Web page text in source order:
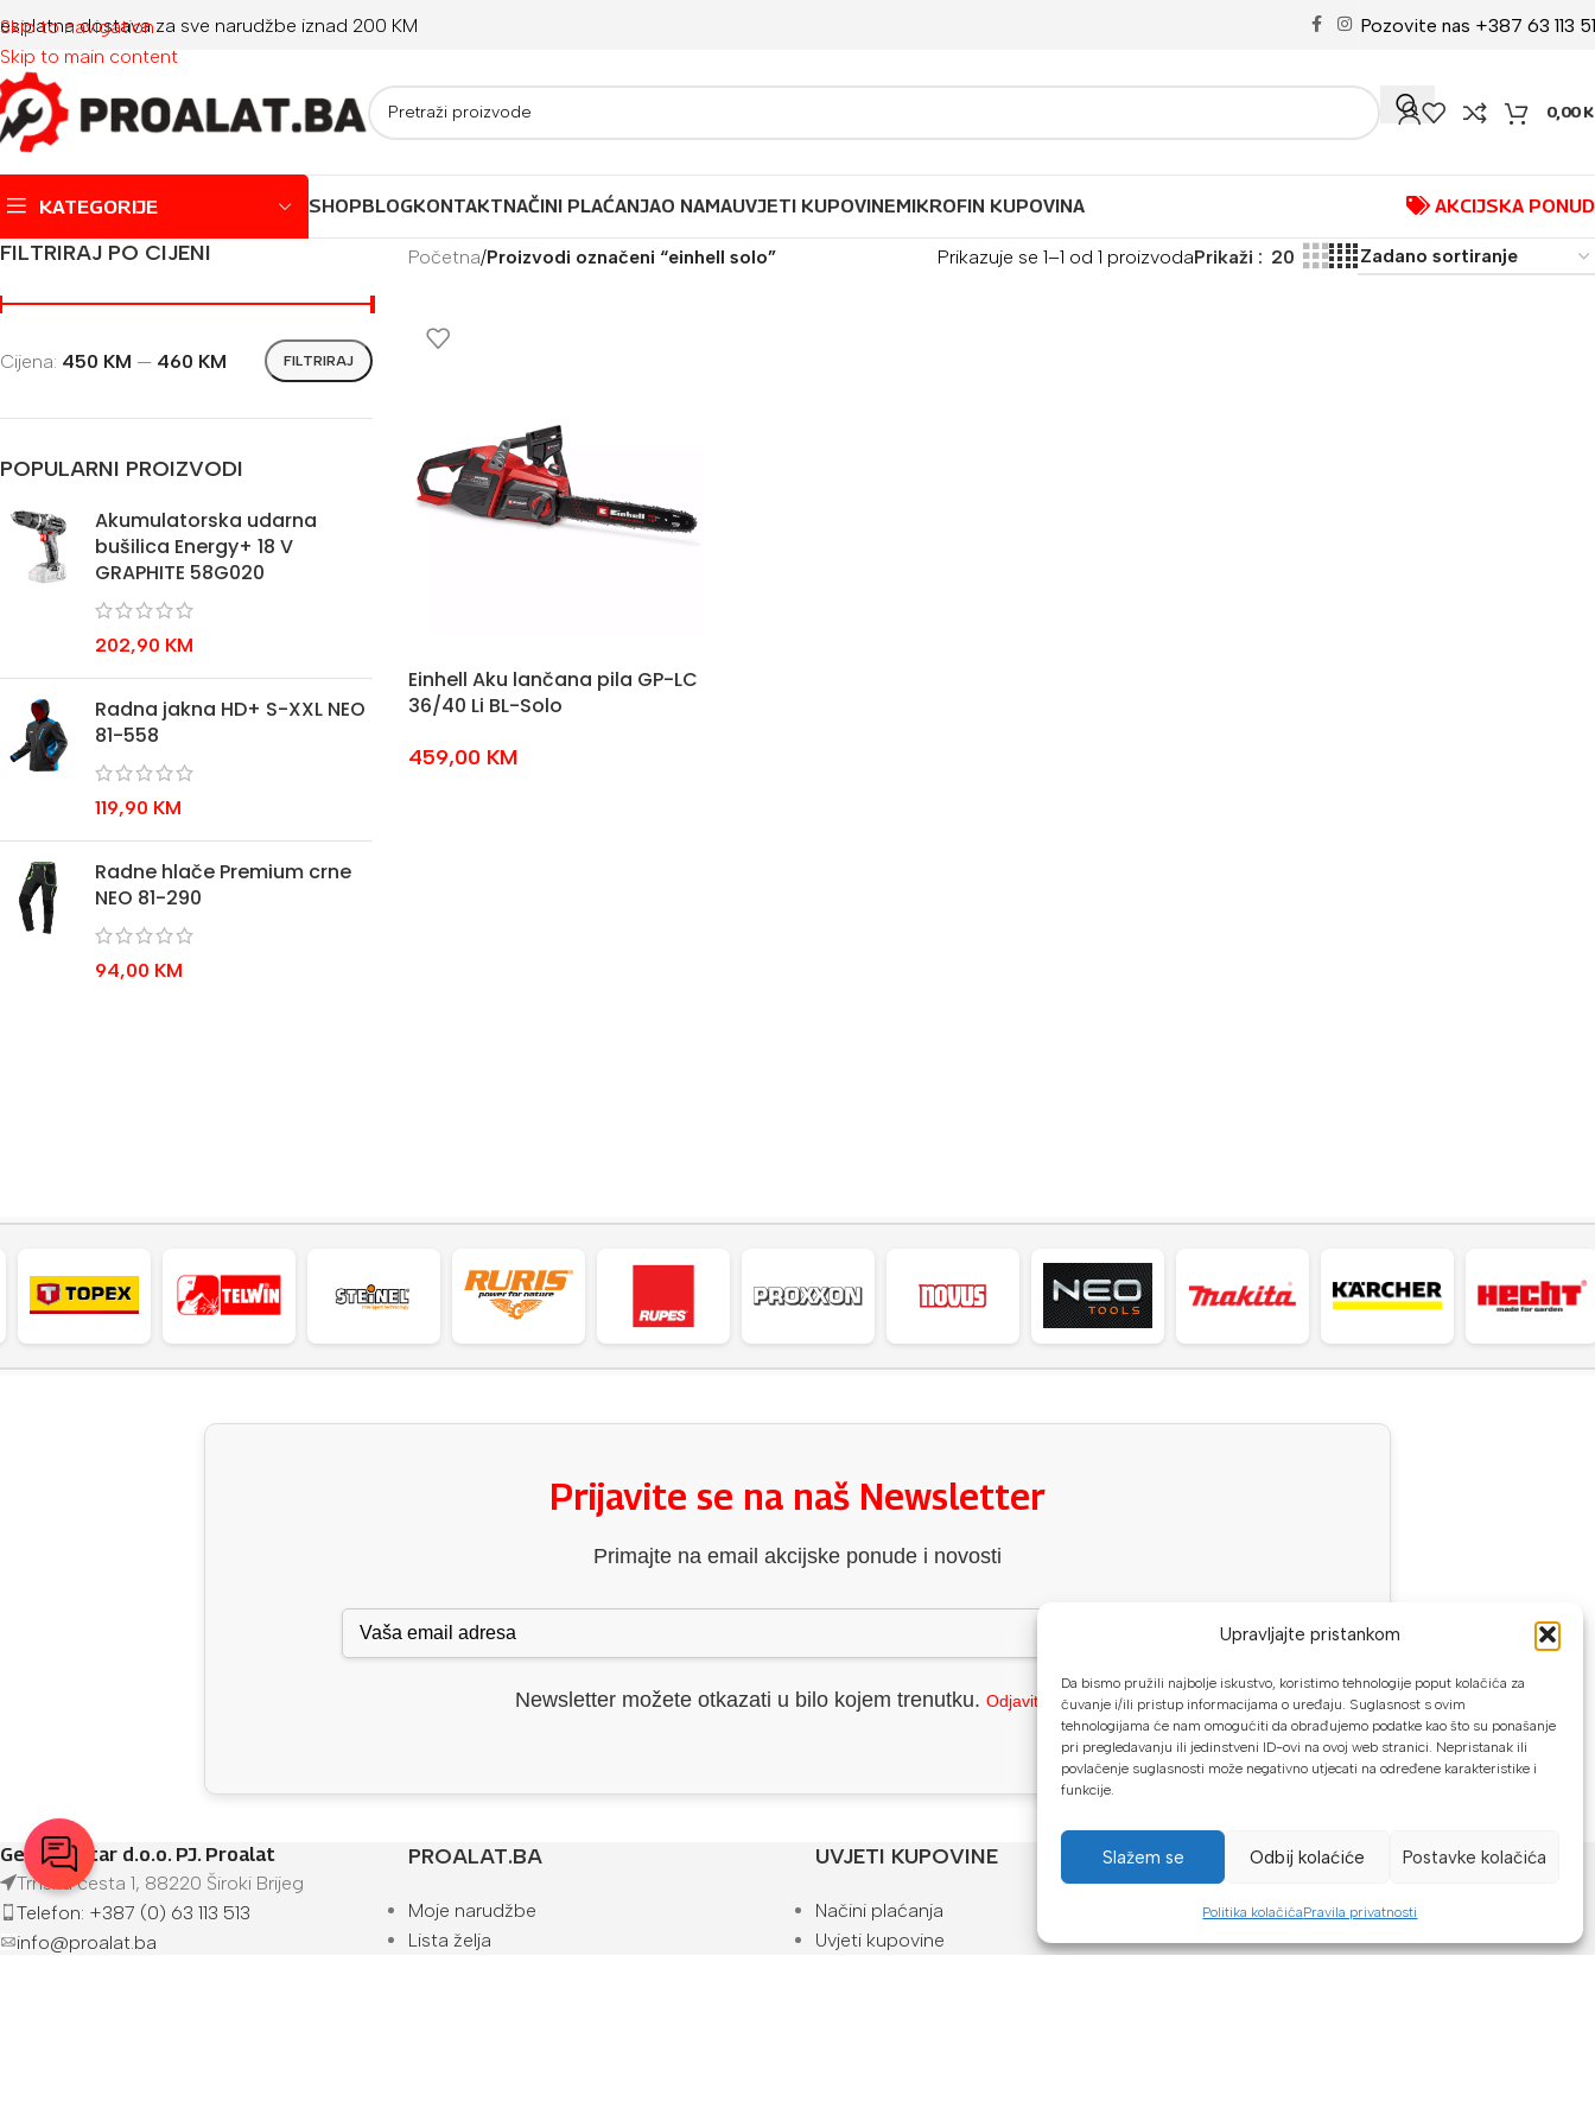
Upravljajte pristankom
Da bismo pružili najbolje iskustvo, koristimo tehnologije poput kolačića za
čuvanje i/ili pristup informacijama o uređaju. Suglasnost s ovim
tehnologijama će nam omogućiti da obrađujemo podatke kao što su ponašanje
pri pregledavanju ili jedinstveni ID-ovi na ovoj web stranici. Nepristanak ili
povlačenje suglasnosti može negativno utjecati na određene karakteristike i
funkcije.
Slažem se Odbij kolaćiće Postavke kolačića
Politika kolačićaPravila privatnosti
Skip to navigation
Skip to main content
dostava za sve narudžbe iznad 200 KM Pozovite nas +387 63 113
0,00
KATEGORIJE
Jacuzzi
SHOPBLOGKONTAKTNAČINI PLAĆANJAO NAMAUVJETI KUPOVINEMIKROFIN KUPOVINA AKCIJSKA
FILTRIRAJ PO CIJENI
FILTRIRAJ
Cijena: 450 KM — 460 KM
POPULARNI PROIZVODI
Akumulatorska udarna
bušilica Energy+ 18 V
GRAPHITE 58G020
202,90 KM
Radna jakna HD+ S-XXL NEO
81-558
119,90 KM
Radne hlače Premium crne
NEO 81-290
94,00 KM
Početna/Proizvodi označeni “einhell solo” Prikazuje se 1–1 od 1 proizvodaPrikaži 20
Einhell Aku lančana pila GP-LC
36/40 Li BL-Solo
459,00 KM
Prijavite se na naš Newsletter
Primajte na email akcijske ponude i novosti
Newsletter možete otkazati u bilo kojem trenutku. Odjavite se?
Geo Spektar d.o.o. PJ. Proalat
Trnska cesta 1, 88220 Široki Brijeg
Telefon: +387 (0) 63 113 513
info@proalat.ba
PROALAT.BA
Moje narudžbe
Lista želja
UVJETI KUPOVINE
Načini plaćanja
Uvjeti kupovine
NAČINI PLAĆANJA
U našoj web trgovini možete platiti: